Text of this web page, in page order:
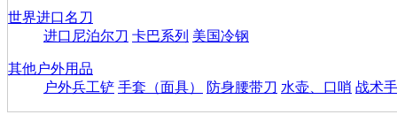
世界进口名刀
进口尼泊尔刀 卡巴系列 美国冷钢
其他户外用品
户外兵工铲 手套（面具） 防身腰带刀 水壶、口哨 战术